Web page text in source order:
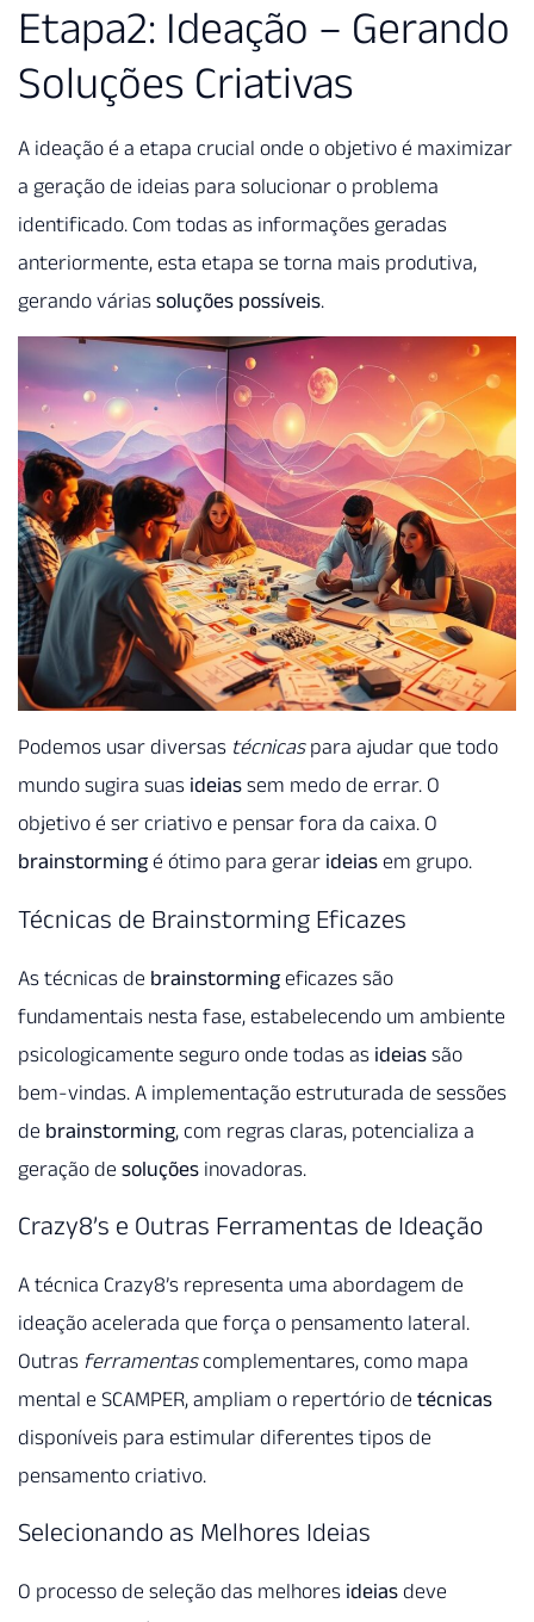
Etapa2: Ideação – Gerando
Soluções Criativas
A ideação é a etapa crucial onde o objetivo é maximizar
a geração de ideias para solucionar o problema
identificado. Com todas as informações geradas
anteriormente, esta etapa se torna mais produtiva,
gerando várias soluções possíveis.
Podemos usar diversas técnicaspara ajudar que todo
mundo sugira suas ideias sem medo de errar. O
objetivo é ser criativo e pensar fora da caixa. O
brainstormingé ótimo para gerar ideias em grupo.
Técnicas de Brainstorming Eficazes
As técnicas de brainstormingeficazes são
fundamentais nesta fase, estabelecendo um ambiente
psicologicamente seguro onde todas as ideias são
bem-vindas. A implementação estruturada de sessões
de brainstorming, com regras claras, potencializa a
geração de soluções inovadoras.
Crazy8’s e Outras Ferramentas de Ideação
A técnica Crazy8’s representa uma abordagem de
ideação acelerada que força o pensamento lateral.
Outras ferramentascomplementares, como mapa
mental e SCAMPER, ampliam o repertório de técnicas
disponíveis para estimular diferentes tipos de
pensamento criativo.
Selecionando as Melhores Ideias
O processo de seleção das melhores ideias deve